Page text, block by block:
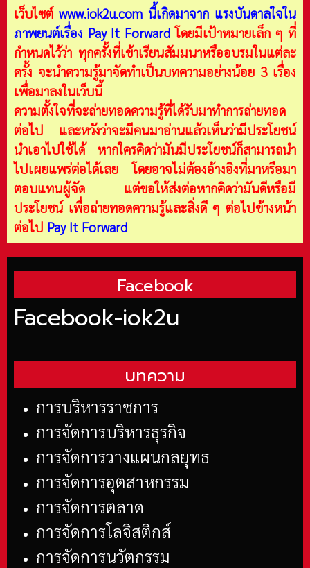
เว็บไซต์ www.iok2u.com นี้เกิดมาจาก แรงบันดาลใจใน
ภาพยนต์เรื่อง Pay It Forward โดยมีเป้าหมายเล็ก ๆ ที่
กำหนดไว้ว่า ทุกครั้งที่เข้าเรียนสัมมนาหรืออบรมในแต่ละ
ครั้ง จะนำความรู้มาจัดทำเป็นบทความอย่างน้อย 3 เรื่อง
เพื่อมาลงในเว็บนี้
ความตั้งใจที่จะถ่ายทอดความรู้ที่ได้รับมาทำการถ่ายทอด
ต่อไป และหวังว่าจะมีคนมาอ่านแล้วเห็นว่ามีประโยชน์
นำเอาไปใช้ได้ หากใครคิดว่ามันมีประโยชน์ก็สามารถนำ
ไปเผยแพร่ต่อได้เลย โดยอาจไม่ต้องอ้างอิงที่มาหรือมา
ตอบแทนผู้จัด แต่ขอให้ส่งต่อหากคิดว่ามันดีหรือมี
ประโยชน์ เพื่อถ่ายทอดความรู้และสิ่งดี ๆ ต่อไปข้างหน้า
ต่อไป Pay It Forward
Facebook
Facebook-iok2u
บทความ
การบริหารราชการ
การจัดการบริหารธุรกิจ
การจัดการวางแผนกลยุทธ
การจัดการอุตสาหกรรม
การจัดการตลาด
การจัดการโลจิสติกส์
การจัดการนวัตกรรม